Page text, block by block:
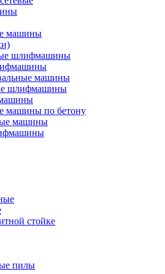
машины
шлифмашины
машины
шлифмашины
машины по бетону
машины
стойке
пилы